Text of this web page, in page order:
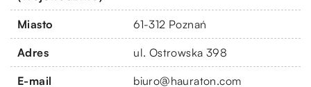
Miasto 61-312 Poznań
Adres ul. Ostrowska 398
E-mail biuro@hauraton.com